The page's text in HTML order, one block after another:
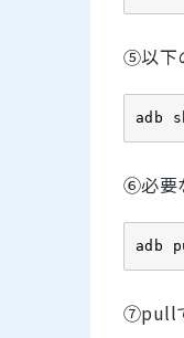
⑤以下
adb
⑥必要
adb
⑦pull